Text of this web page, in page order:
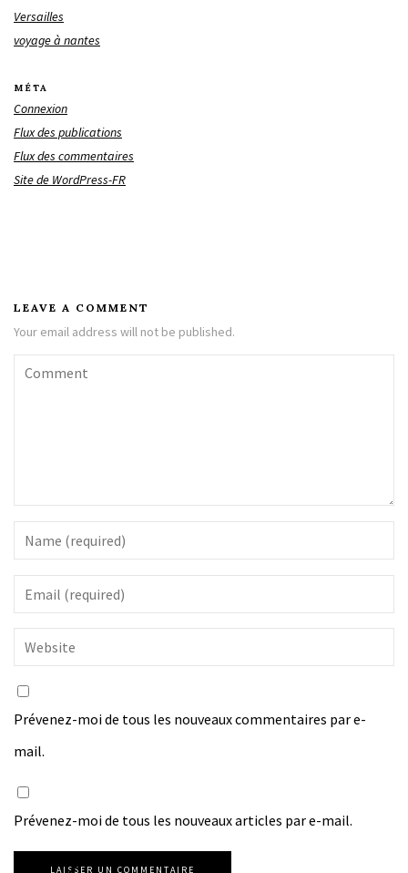
Versailles
voyage à nantes
MÉTA
Connexion
Flux des publications
Flux des commentaires
Site de WordPress-FR
LEAVE A COMMENT
Your email address will not be published.
Prévenez-moi de tous les nouveaux commentaires par e-
mail.
Prévenez-moi de tous les nouveaux articles par e-mail.
LAISSER UN COMMENTAIRE